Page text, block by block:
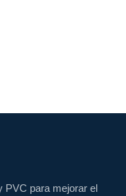
PVC para mejorar el